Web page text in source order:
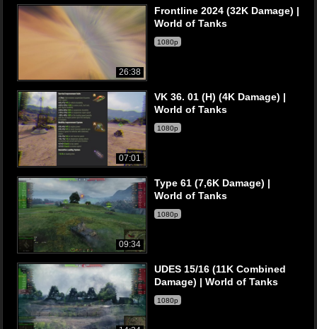
26:38
Frontline 2024 (32K Damage) |
World of Tanks
1080p
07:01
VK 36. 01 (H) (4K Damage) |
World of Tanks
1080p
09:34
Type 61 (7,6K Damage) |
World of Tanks
1080p
UDES 15/16 (11K Combined
Damage) | World of Tanks
1080p